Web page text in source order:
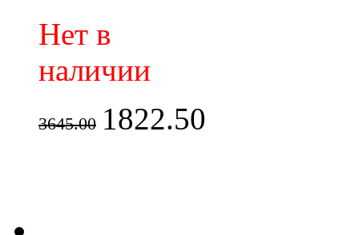
Нет в
наличии
3645.00 1822.50